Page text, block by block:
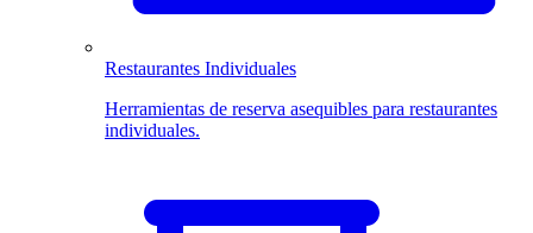
Restaurantes Individuales
Herramientas de reserva asequibles para restaurantes
individuales.